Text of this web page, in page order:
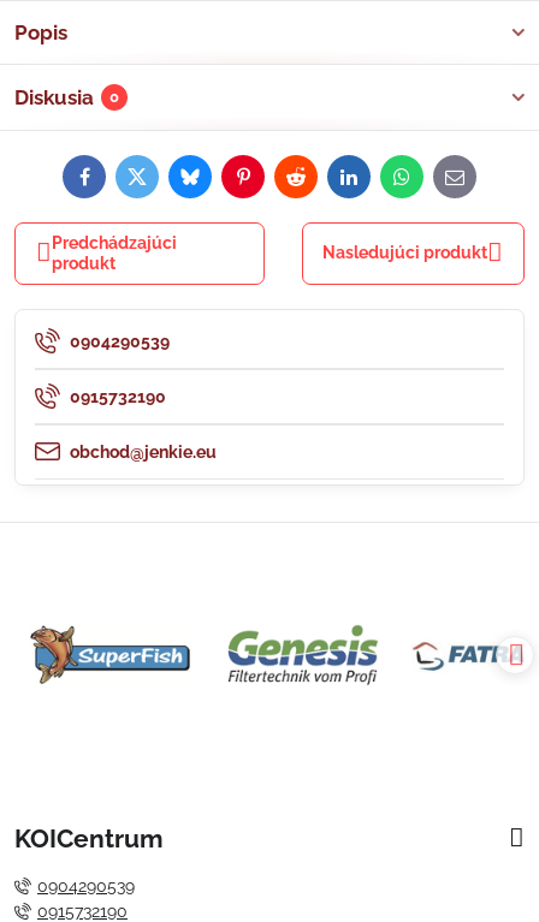
Popis
Diskusia 0
FacebookTwitterBlueskyPinterestRedditLinkedInWhatsApp
E-
mail
Predchádzajúci
produkt
Nasledujúci produkt
0904290539
0915732190
obchod@jenkie.eu
KOICentrum
0904290539
0915732190